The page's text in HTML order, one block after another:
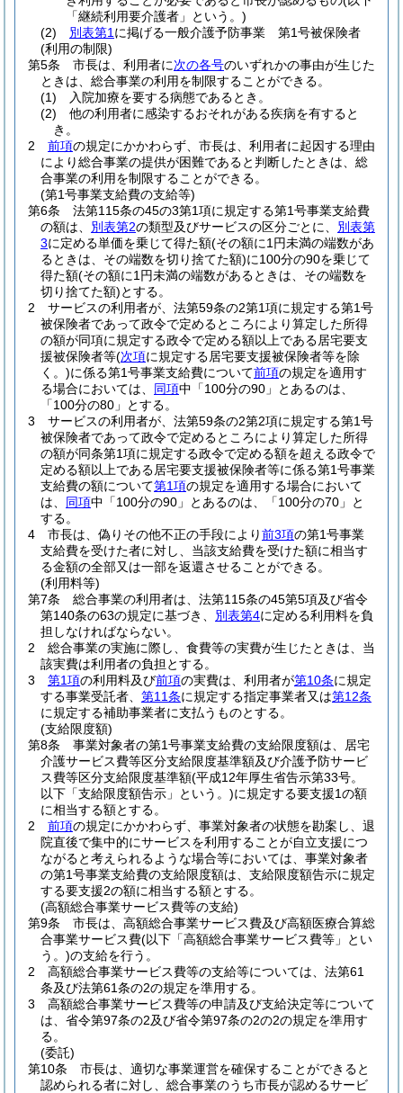
「継続利用要介護者」という。)
(2)
別表第1 に掲げる一般介護予防事業 第1号被保険者
(利用の制限)
第5条
市長は、利用者に次の各号のいずれかの事由が生じた
ときは、総合事業の利用を制限することができる。
(1)
入院加療を要する病態であるとき。
(2)
他の利用者に感染するおそれがある疾病を有すると
き。
2
前項の規定にかかわらず、市長は、利用者に起因する理由
により総合事業の提供が困難であると判断したときは、総
合事業の利用を制限することができる。
(第1号事業支給費の支給等)
第6条
法第115条の45の3第1項に規定する第1号事業支給費
の額は、 別表第2の類型及びサービスの区分ごとに、 別表第
3に定める単価を乗じて得た額(その額に1円未満の端数があ
るときは、その端数を切り捨てた額)に100分の90を乗じて
得た額(その額に1円未満の端数があるときは、その端数を
切り捨てた額)とする。
2
サービスの利用者が、法第59条の2第1項に規定する第1号
被保険者であって政令で定めるところにより算定した所得
の額が同項に規定する政令で定める額以上である居宅要支
援被保険者等(次項に規定する居宅要支援被保険者等を除
く。)に係る第1号事業支給費について前項の規定を適用す
る場合においては、 同項中「100分の90」とあるのは、
「100分の80」とする。
3
サービスの利用者が、法第59条の2第2項に規定する第1号
被保険者であって政令で定めるところにより算定した所得
の額が同条第1項に規定する政令で定める額を超える政令で
定める額以上である居宅要支援被保険者等に係る第1号事業
支給費の額について第1項の規定を適用する場合において
は、 同項中「100分の90」とあるのは、「100分の70」と
する。
4
市長は、偽りその他不正の手段により前3項の第1号事業
支給費を受けた者に対し、当該支給費を受けた額に相当す
る金額の全部又は一部を返還させることができる。
(利用料等)
第7条
総合事業の利用者は、法第115条の45第5項及び省令
第140条の63の規定に基づき、 別表第4に定める利用料を負
担しなければならない。
2
総合事業の実施に際し、食費等の実費が生じたときは、当
該実費は利用者の負担とする。
3
第1項の利用料及び前項の実費は、利用者が第10条に規定
する事業受託者、 第11条に規定する指定事業者又は第12条
に規定する補助事業者に支払うものとする。
(支給限度額)
第8条
事業対象者の第1号事業支給費の支給限度額は、居宅
介護サービス費等区分支給限度基準額及び介護予防サービ
ス費等区分支給限度基準額(平成12年厚生省告示第33号。
以下「支給限度額告示」という。)に規定する要支援1の額
に相当する額とする。
2
前項の規定にかかわらず、事業対象者の状態を勘案し、退
院直後で集中的にサービスを利用することが自立支援につ
ながると考えられるような場合等においては、事業対象者
の第1号事業支給費の支給限度額は、支給限度額告示に規定
する要支援2の額に相当する額とする。
(高額総合事業サービス費等の支給)
第9条
市長は、高額総合事業サービス費及び高額医療合算総
合事業サービス費(以下「高額総合事業サービス費等」とい
う。)の支給を行う。
2
高額総合事業サービス費等の支給等については、法第61
条及び法第61条の2の規定を準用する。
3
高額総合事業サービス費等の申請及び支給決定等について
は、省令第97条の2及び省令第97条の2の2の規定を準用す
る。
(委託)
第10条
市長は、適切な事業運営を確保することができると
認められる者に対し、総合事業のうち市長が認めるサービ